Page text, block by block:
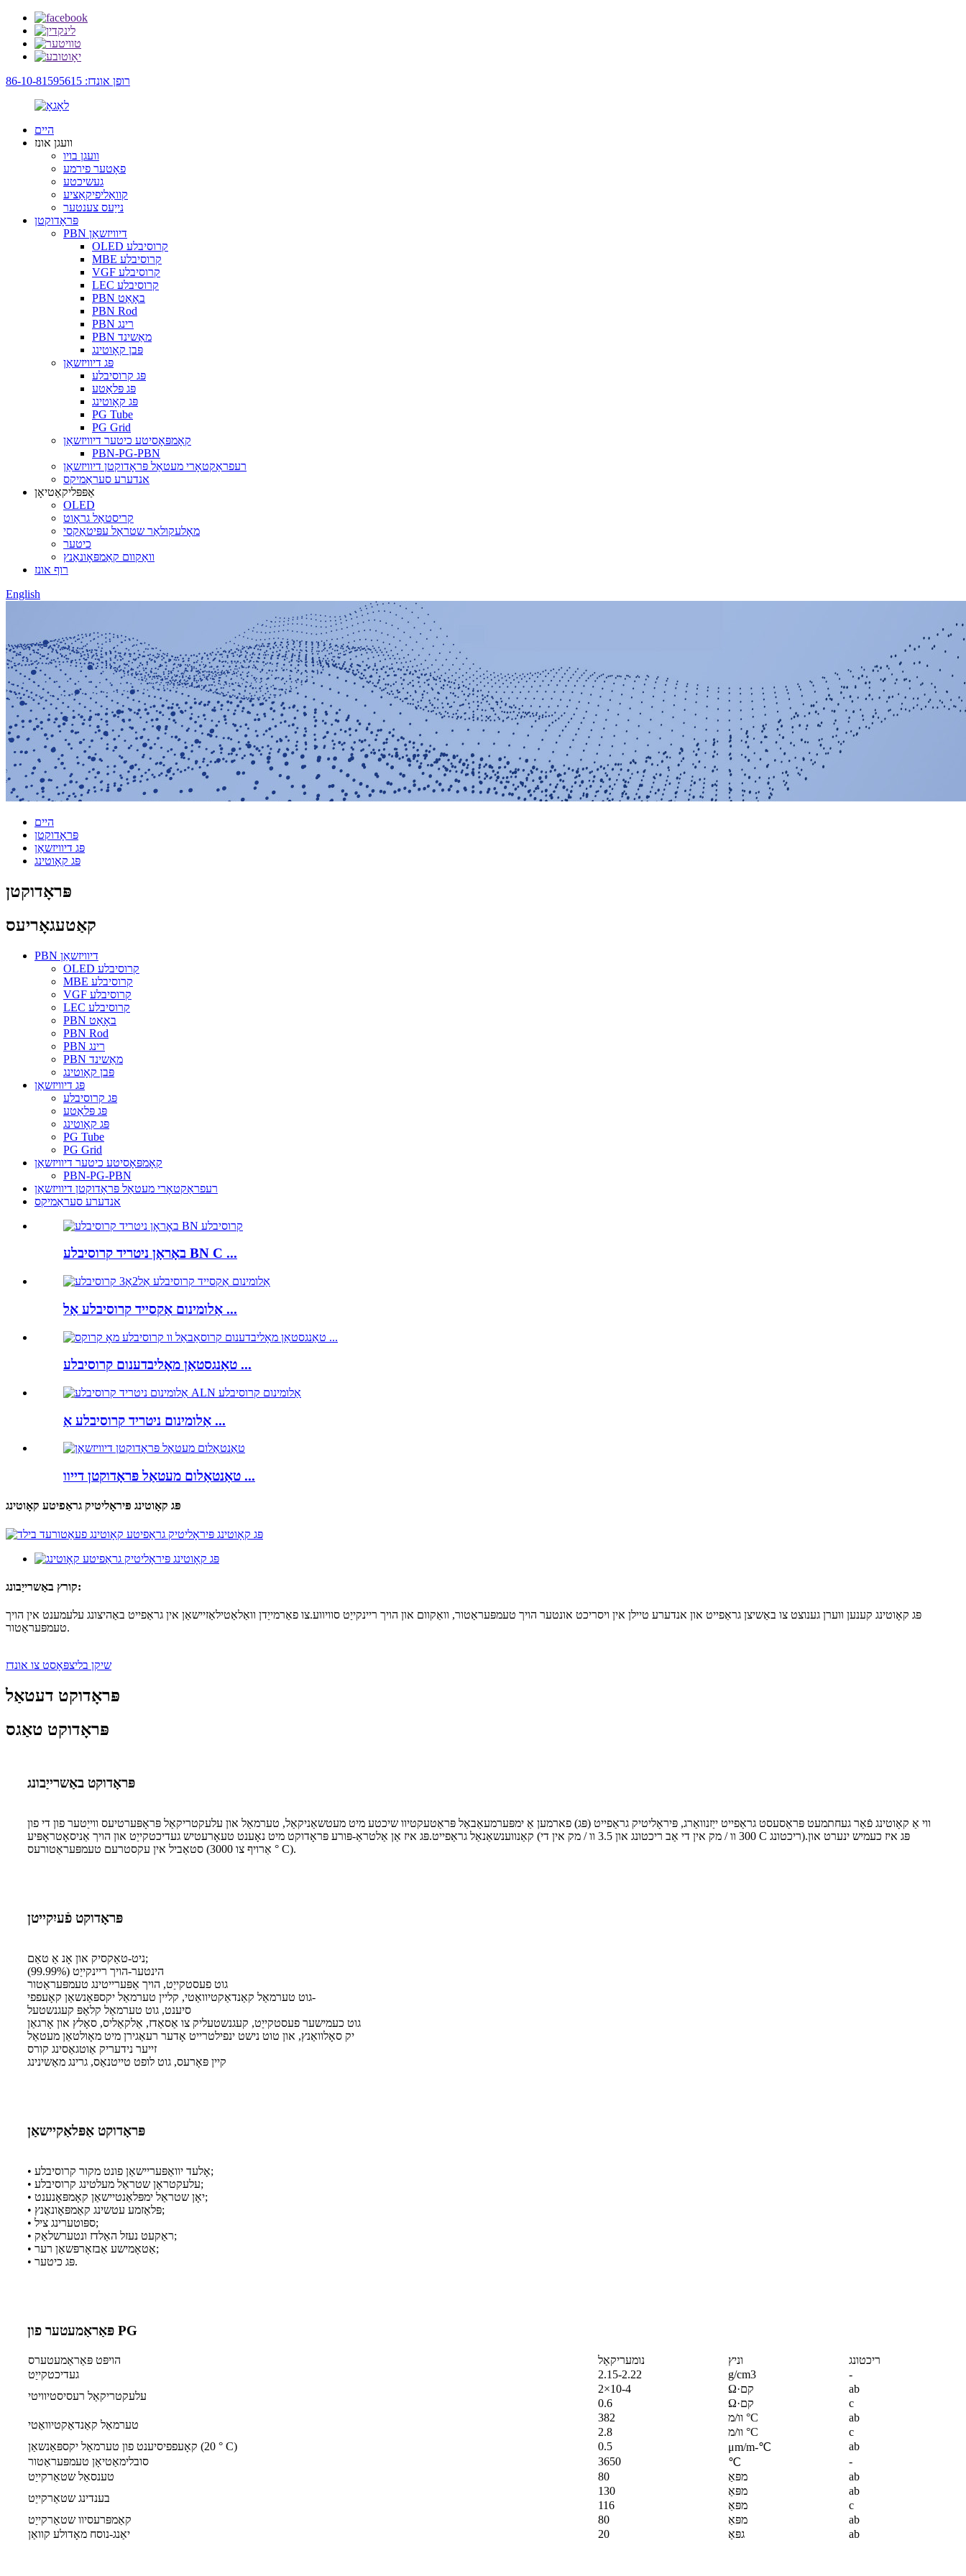
רופן אונדז: 86-10-81595615
היים
וועגן אונז
וועגן בויו
פאָטער פירמע
געשיכטע
קוואַליפיקאַציע
נייַעס צענטער
פּראָדוקטן
PBN דיוויזשאַן
OLED קרוסיבלע
MBE קרוסיבלע
VGF קרוסיבלע
LEC קרוסיבלע
PBN באָאַט
PBN Rod
PBN רינג
PBN מאַשינד
פּבן קאָוטינג
פּג דיוויזשאַן
פּג קרוסיבלע
פּג פּלאַטע
פּג קאָוטינג
PG Tube
PG Grid
קאָמפּאָסיטע כיטער דיוויזשאַן
PBN-PG-PBN
רעפראַקטאָרי מעטאַל פּראָדוקטן דיוויזשאַן
אנדערע סעראַמיקס
אַפּפּליקאַטיאָן
OLED
קריסטאַל גראָוט
מאָלעקולאַר שטראַל עפּיטאַקסי
כיטער
וואַקוום קאַמפּאָונאַנץ
רוף אונז
English
היים
פּראָדוקטן
פּג דיוויזשאַן
פּג קאָוטינג
פּראָדוקטן
קאַטעגאָריעס
PBN דיוויזשאַן
OLED קרוסיבלע
MBE קרוסיבלע
VGF קרוסיבלע
LEC קרוסיבלע
PBN באָאַט
PBN Rod
PBN רינג
PBN מאַשינד
פּבן קאָוטינג
פּג דיוויזשאַן
פּג קרוסיבלע
פּג פּלאַטע
פּג קאָוטינג
PG Tube
PG Grid
קאָמפּאָסיטע כיטער דיוויזשאַן
PBN-PG-PBN
רעפראַקטאָרי מעטאַל פּראָדוקטן דיוויזשאַן
אנדערע סעראַמיקס
באָראָן ניטריד קרוסיבלע BN C ...
אַלומינום אַקסייד קרוסיבלע אַל ...
טאַנגסטאַן מאָליבדענום קרוסיבלע ...
אַלומינום ניטריד קרוסיבלע אַ ...
טאַנטאַלום מעטאַל פּראָדוקטן דייוו ...
פּג קאָוטינג פּיראָליטיק גראַפיטע קאָוטינג
קורץ באַשרייַבונג:
פּג קאָוטינג קענען ווערן גענוצט צו באַשיצן גראַפייט און אנדערע טיילן אין ויסריכט אונטער הויך טעמפּעראַטור, וואַקוום און הויך ריינקייַט סוויווע.צו פאַרמייַדן וואַלאַטילאַזיישאַן אין גראַפייט באַהיצונג עלעמענט אין הויך
טעמפּעראַטור.
שיקן בליצפּאָסט צו אונדז
פּראָדוקט דעטאַל
פּראָדוקט טאַגס
פּראָדוקט באַשרייַבונג
ווי אַ קאָוטינג פֿאַר געחתמעט פּראַסעסט גראַפייט ייַזנוואַרג, פּיראָליטיק גראַפייט (פּג) פארמען אַ ימפּערמעאַבאַל פּראַטעקטיוו שיכטע מיט מעטשאַניקאַל, טערמאַל און עלעקטריקאַל פּראָפּערטיעס ווייַטער פון די פון
קאַנווענשאַנאַל גראַפייט.פּג איז אַן אַלטראַ-פּורע פּראָדוקט מיט נאָענט טעאָרעטיש געדיכטקייַט און הויך אַניסאָטראָפּיע (300 וו / מק אין די אַב ריכטונג און 3.5 וו / מק אין די C ריכטונג).פּג איז כעמיש ינערט און
סטאַביל אין עקסטרעם טעמפּעראַטורעס (אַרויף צו 3000 ° C).
פּראָדוקט פֿעיִקייטן
ניט-טאַקסיק און אָנ אַ טאַם;
הינטער-הויך ריינקייַט (99.99%)
גוט פעסטקייַט, הויך אַפּערייטינג טעמפּעראַטור
גוט טערמאַל קאַנדאַקטיוואַטי, קליין טערמאַל יקספּאַנשאַן קאָעפפי-
סיענט, גוט טערמאַל קלאַפּ קעגנשטעל
גוט כעמישער פעסטקייַט, קעגנשטעליק צו אַסאַדז, אַלקאַליס, סאָלץ און אָרגאַן
יק סאָלוואַנץ, און טוט נישט ינפילטרייט אָדער רעאַגירן מיט מאָולטאַן מעטאַל
זייער נידעריק אַוטגאַסינג קורס
קיין פּאָרעס, גוט לופט טייטנאַס, גרינג מאַשינינג
פּראָדוקט אַפּלאַקיישאַן
• אָלעד יוואַפּעריישאַן פונט מקור קרוסיבלע;
• עלעקטראָן שטראַל מעלטינג קרוסיבלע;
• יאָן שטראַל ימפּלאַנטיישאַן קאָמפּאָנענט;
• פּלאַזמע עטשינג קאַמפּאָונאַנץ;
• ספּוטערינג ציל;
• ראַקעט נעזל האַלדז ונטערשלאַק;
• אַטאָמישע אַבזאָרפּשאַן רער;
• פּג כיטער.
פּאַראַמעטער פון PG
הויפּט פּאַראַמעטערס נומעריקאַל וניץ
ריכטונג
געדיכטקייַט
2.15-2.22 g/cm3
-
עלעקטריקאַל רעסיסטיוויטי
2×10-4 Ω·קם
ab
0.6
Ω·קם
c
טערמאַל קאַנדאַקטיוואַטי
382 וו/מ °C
ab
2.8
וו/מ °C
c
קאָעפפיסיענט פון טערמאַל יקספּאַנשאַן (20 ° C)
0.5 μm/m-℃
ab
סובלימאַטיאָן טעמפּעראַטור
3650 ℃
-
טענסאַל שטאַרקייַט
80 מפּאַ
ab
בענדינג שטאַרקייַט
130 מפּאַ
ab
116
מפּאַ
c
קאַמפּרעסיוו שטאַרקייַט
80 מפּאַ
ab
יאַנג-נוסח מאָדולע קוואַן
20 גפּאַ ab